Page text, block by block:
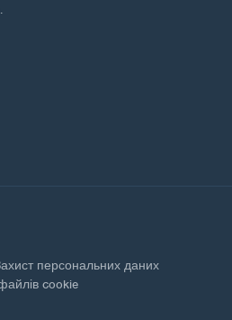
персональних даних
cookie